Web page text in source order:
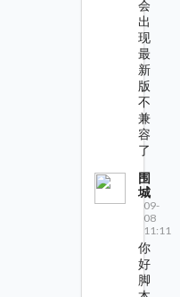
会
出
现
最
新
版
不
兼
容
了
围
城
09-
08
11:11
你
好
脚